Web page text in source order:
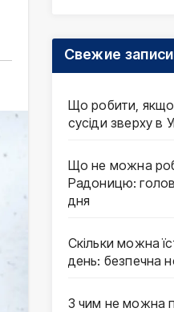
Свежие записи
Що робити,
сусіди зверху в
Що не можна
Радоницю:
дня
Скільки можна
день: безпечна
З чим не можна